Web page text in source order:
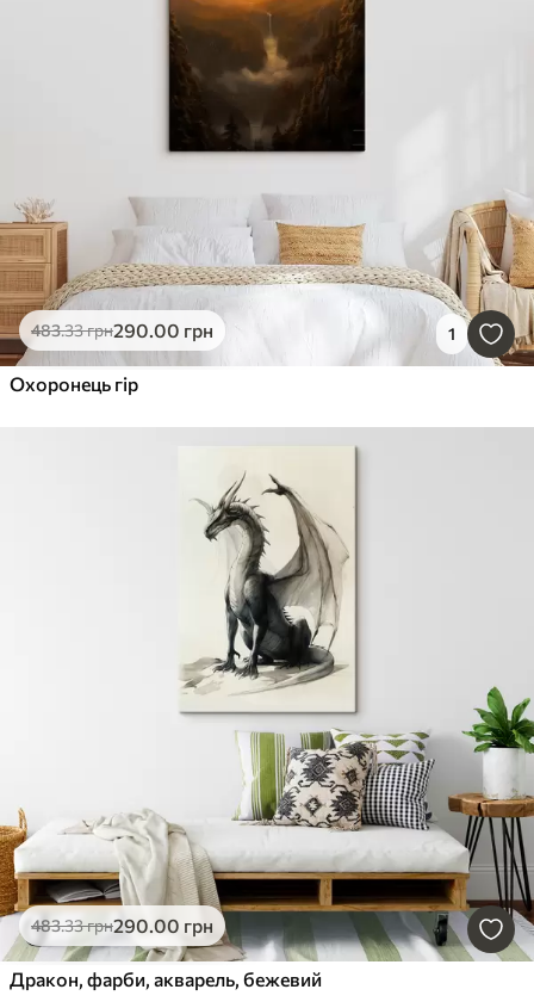
483.33грн290.00 грн 1
Охоронець гір
483.33грн290.00 грн
Дракон, фарби, акварель, бежевий